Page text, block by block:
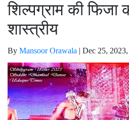
शिल्पग्राम की फिजा
शास्त्रीय
By Mansoor Orawala | Dec 25,